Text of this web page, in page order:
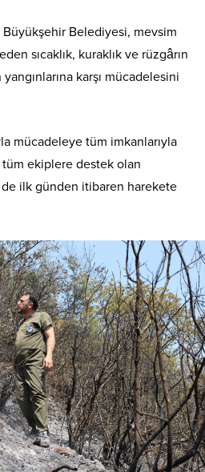
Büyükşehir Belediyesi, mevsim
sıcaklık, kuraklık ve rüzgârın
karşı mücadelesini
mücadeleye tüm imkanlarıyla
ekiplere destek olan
ilk günden itibaren harekete